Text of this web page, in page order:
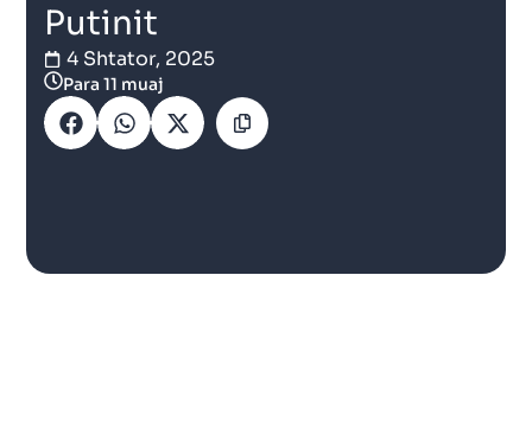
Putinit
4 Shtator, 2025
Para 11 muaj